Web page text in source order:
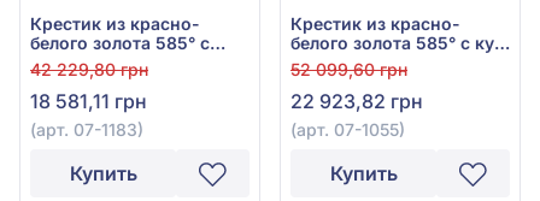
Крестик из красно-
белого золота 585° с
фианитами, арт. 07-1183
42 229,80 грн
18 581,11 грн
(арт. 07-1183)
Купить
Крестик из красно-
белого золота 585° с куб.
окс. циркония, арт. 07-
1055
52 099,60 грн
22 923,82 грн
(арт. 07-1055)
Купить